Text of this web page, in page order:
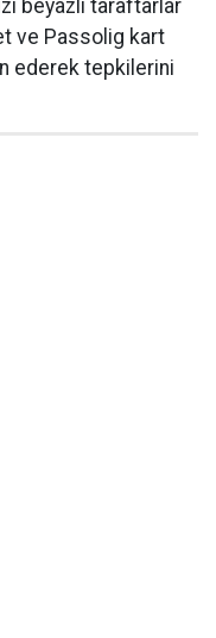
beyazlı taraftarlar
ve Passolig kart
ederek tepkilerini